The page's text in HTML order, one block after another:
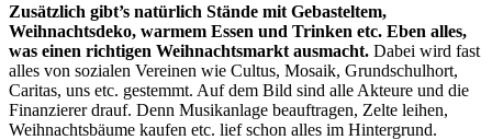
Zusätzlich gibt’s natürlich Stände mit Gebasteltem,
Weihnachtsdeko, warmem Essen und Trinken etc. Eben alles,
was einen richtigen Weihnachtsmarkt ausmacht. Dabei wird fast
alles von sozialen Vereinen wie Cultus, Mosaik, Grundschulhort,
Caritas, uns etc. gestemmt. Auf dem Bild sind alle Akteure und die
Finanzierer drauf. Denn Musikanlage beauftragen, Zelte leihen,
Weihnachtsbäume kaufen etc. lief schon alles im Hintergrund.